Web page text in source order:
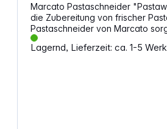
Marcato Pastaschneider
die Zubereitung von frischer
Pastaschneider von Marcato
präzise Schnitte. Mit seinem
und der exzellenten
Lagernd, Lieferzeit: ca. 1-5